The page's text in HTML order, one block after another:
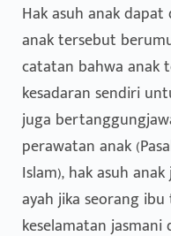
Hak asuh anak
anak tersebut
catatan bahwa anak
kesadaran sendiri
juga
perawatan anak
Islam), hak asuh
ayah jika seorang
keselamatan